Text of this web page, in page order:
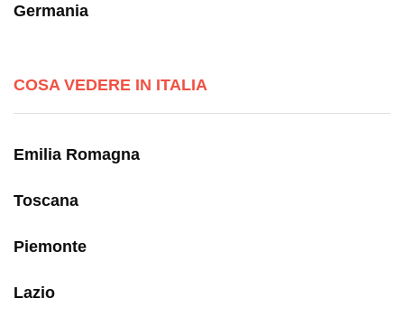
Germania
COSA VEDERE IN ITALIA
Emilia Romagna
Toscana
Piemonte
Lazio